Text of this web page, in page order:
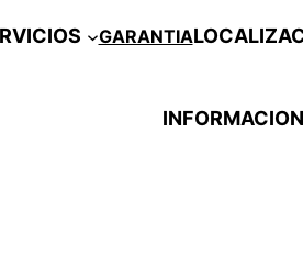
GARANTIA